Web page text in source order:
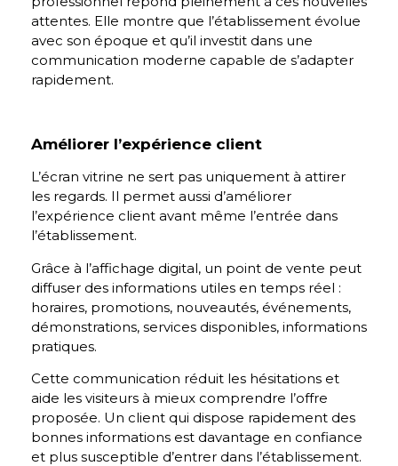
attentes. Elle montre que l’établissement évolue
avec son époque et qu’il investit dans une
communication moderne capable de s’adapter
rapidement.
Améliorer l’expérience client
L’écran vitrine ne sert pas uniquement à attirer
les regards. Il permet aussi d’améliorer
l’expérience client avant même l’entrée dans
l’établissement.
Grâce à l’affichage digital, un point de vente peut
diffuser des informations utiles en temps réel :
horaires, promotions, nouveautés, événements,
démonstrations, services disponibles, informations
pratiques.
Cette communication réduit les hésitations et
aide les visiteurs à mieux comprendre l’offre
proposée. Un client qui dispose rapidement des
bonnes informations est davantage en confiance
et plus susceptible d’entrer dans l’établissement.